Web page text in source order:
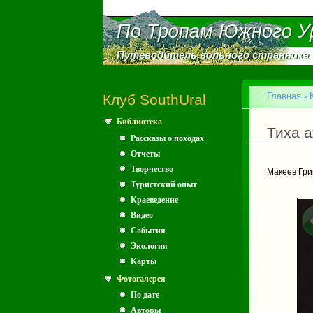
По Тропам Южного
По Тропам Южного
Путеводитель вольного странника
Путеводитель вольного странника
Клуб SouthUral
Библиотека
Рассказы о походах
Отчеты
Творчество
Туристский опыт
Краеведение
Видео
События
Экология
Карты
Фотогалерея
По дате
Авторы
Вы
Главная ›
Тиха
Макеев